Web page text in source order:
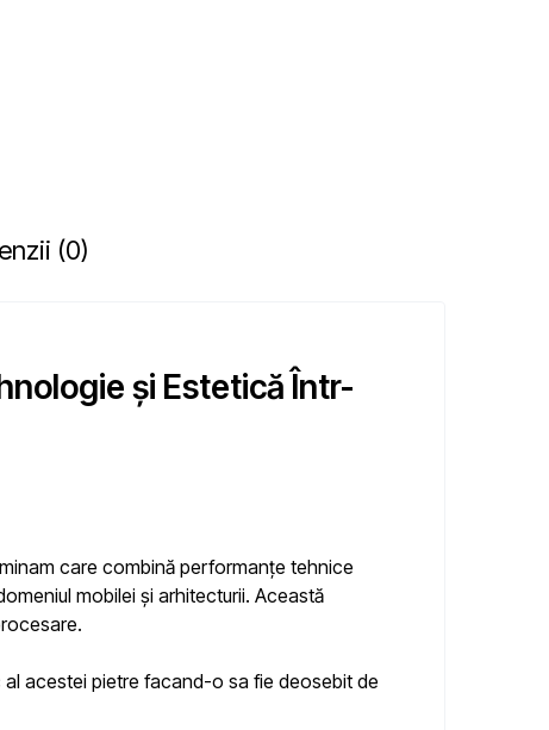
(0)
și Estetică Într-
care combină performanțe tehnice
mobilei și arhitecturii. Această
al acestei pietre facand-o sa fie deosebit de